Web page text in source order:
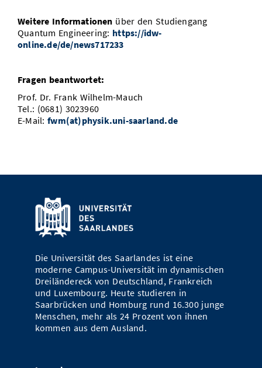
Weitere Informationen über den Studiengang
Quantum Engineering: https://idw-
online.de/de/news717233
Fragen beantwortet:
Prof. Dr. Frank Wilhelm-Mauch
Tel.: (0681) 3023960
E-Mail:fwm(at)physik.uni-saarland.de
Die Universität des Saarlandes ist eine
moderne Campus-Universität im dynamischen
Dreiländereck von Deutschland, Frankreich
und Luxembourg. Heute studieren in
Saarbrücken und Homburg rund 16.300 junge
Menschen, mehr als 24 Prozent von ihnen
kommen aus dem Ausland.